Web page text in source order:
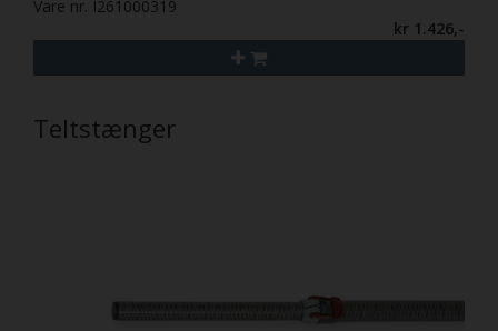
Vare nr. I261000319
kr 1.426,-
Teltstænger